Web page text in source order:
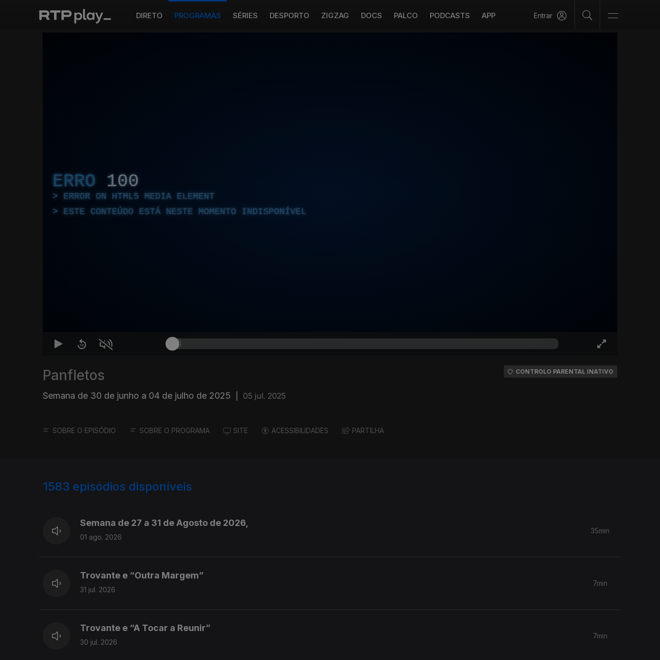
DIRETO PROGRAMAS SÉRIES DESPORTO ZIGZAG DOCS PALCO PODCASTS APP Entrar
ERRO 100
ERROR ON HTML5 MEDIA ELEMENT
ESTE CONTEÚDO ESTÁ NESTE MOMENTO INDISPONÍVEL
Panfletos
Semana de 30 de junho a 04 de julho de 2025 05 jul. 2025
CONTROLO PARENTAL INATIVO
SOBRE O EPISÓDIO SOBRE O PROGRAMA SITE ACESSIBILIDADES PARTILHA
1583 episódios disponíveis
Semana de 27 a 31 de Agosto de 2026,
01 ago. 2026
35min
Trovante e “Outra Margem”
31 jul. 2026
7min
Trovante e “A Tocar a Reunir”
30 jul. 2026
7min